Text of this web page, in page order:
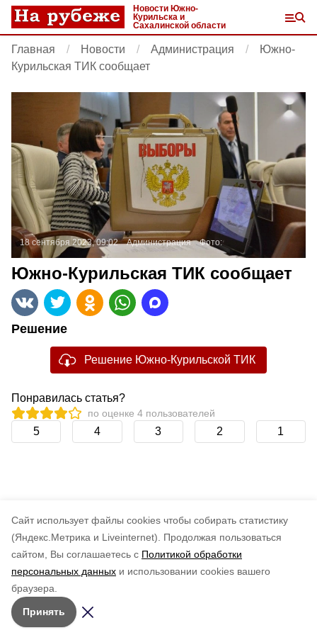
Cайт использует файлы cookies чтобы собирать статистику
(Яндекс.Метрика и Liveinternet).
Продолжая пользоваться
сайтом, Вы соглашаетесь с Политикой обработки
персональных данных и использовании cookies вашего
браузера.
Принять
Новости Южно-
Курильска и
Сахалинской области
Главная Новости Администрация
Южно-
Курильская ТИК сообщает
18 сентября 2023, 09:02 Администрация Фото:
Южно-Курильская ТИК сообщает
Решение
Решение Южно-Курильской ТИК
Понравилась статья?
по оценке 4 пользователей
5 4 3 2 1